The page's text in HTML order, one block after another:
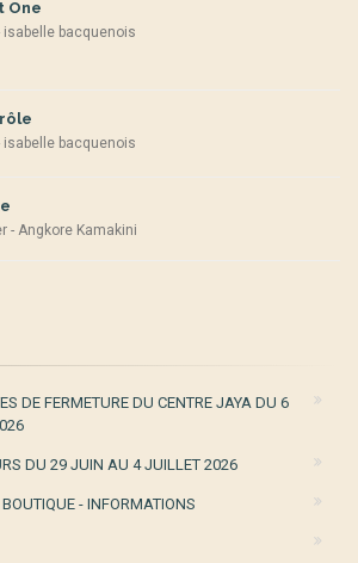
One
isabelle bacquenois
isabelle bacquenois
- Angkore Kamakini
DE FERMETURE DU CENTRE JAYA DU 6
DU 29 JUIN AU 4 JUILLET 2026
- INFORMATIONS